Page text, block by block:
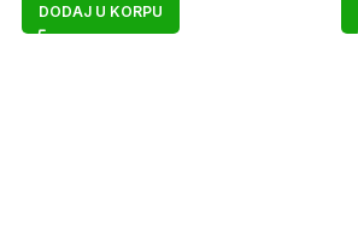
DODAJ U KORPU